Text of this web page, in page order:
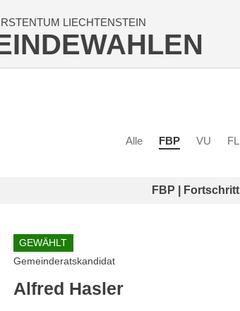
LIECHTENSTEIN
Alle FBP VU FL
FBP |
GEWÄHLT
Gemeinderatskandidat
Alfred Hasler